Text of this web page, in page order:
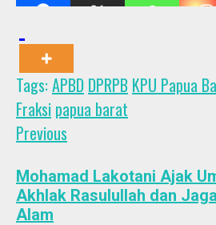
Tags:APBD DPRPB KPU Papua
Fraksi papua barat
Post
navigation
Previous
Mohamad Lakotani Ajak
Akhlak Rasulullah dan
Alam